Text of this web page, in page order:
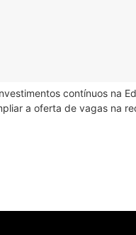
contínuos na
a oferta de vagas na